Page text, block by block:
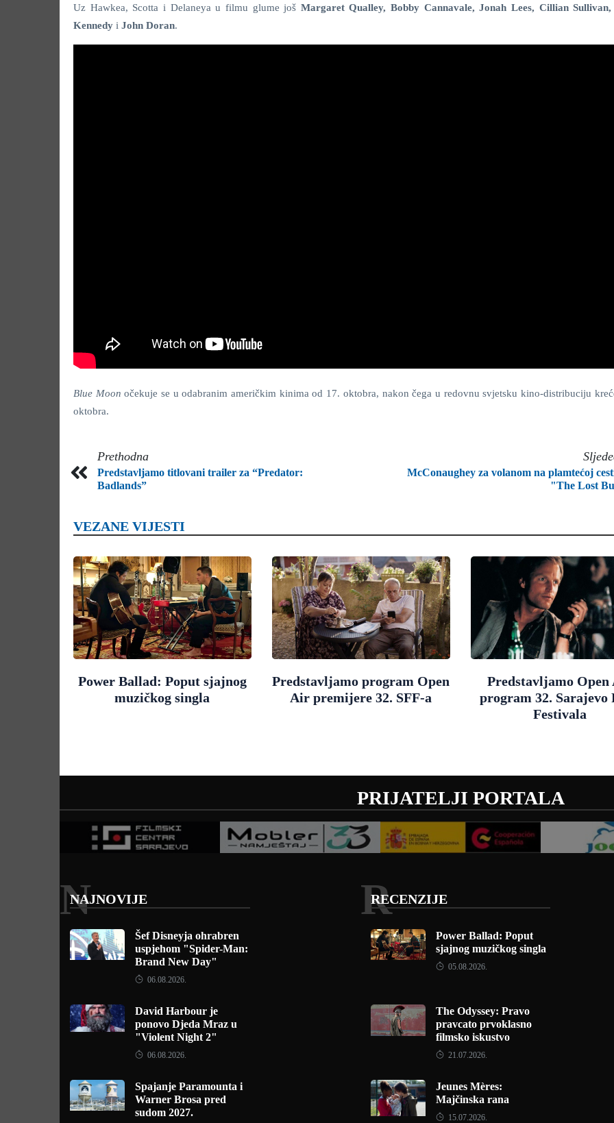
Uz Hawkea, Scotta i Delaneya u filmu glume još Margaret Qualley, Bobby Cannavale, Jonah Lees, Cillian
Kennedy i John Doran.
Blue Moon očekuje se u odabranim američkim kinima od 17. oktobra, nakon čega u redovnu svjetsku kino-distribuciju
oktobra.
Prethodna
Predstavljamo titlovani trailer za “Predator:
Badlands”
McConaughey za volanom na plamtećoj
"The Lost
VEZANE VIJESTI
Power Ballad: Poput sjajnog
muzičkog singla
Predstavljamo program Open
Air premijere 32. SFF-a
Predstavljamo
program 32. Sarajevo
Festivala
PRIJATELJI PORTALA
NAJNOVIJE
N
Šef Disneyja ohrabren
uspjehom "Spider-Man:
Brand New Day"
06.08.2026.
David Harbour je
ponovo Djeda Mraz u
"Violent Night 2"
06.08.2026.
Spajanje Paramounta i
Warner Brosa pred
sudom 2027.
RECENZIJE
R
Power Ballad: Poput
sjajnog muzičkog singla
05.08.2026.
The Odyssey: Pravo
pravcato prvoklasno
filmsko iskustvo
21.07.2026.
Jeunes Mères:
Majčinska rana
15.07.2026.